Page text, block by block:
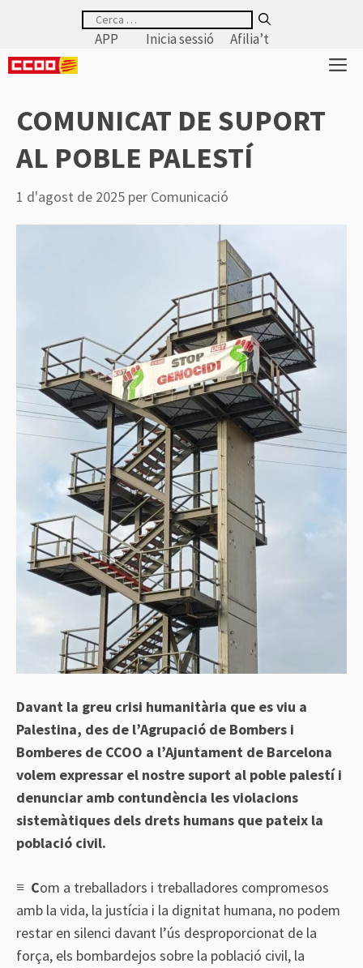
contingut
Cerca:
APP
Inicia sessió Afilia’t
COMUNICAT DE SUPORT
AL POBLE PALESTÍ
1 d'agost de 2025 per Comunicació
Davant la greu crisi humanitària que es viu a
Palestina, des de l’Agrupació de Bombers i
Bomberes de CCOO a l’Ajuntament de Barcelona
volem expressar el nostre suport al poble palestí i
denunciar amb contundència les violacions
sistemàtiques dels drets humans que pateix la
població civil.
≡ Com a treballadors i treballadores compromesos
amb la vida, la justícia i la dignitat humana, no podem
restar en silenci davant l’ús desproporcionat de la
força, els bombardejos sobre la població civil, la